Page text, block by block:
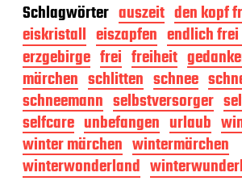
Schlagwörter auszeit den kopf
eiskristall eiszapfen endlich
erzgebirge frei freiheit
märchen schlitten schnee
schneemann selbstversorger
selfcare unbefangen urlaub
winter märchen wintermärchen
winterwonderland